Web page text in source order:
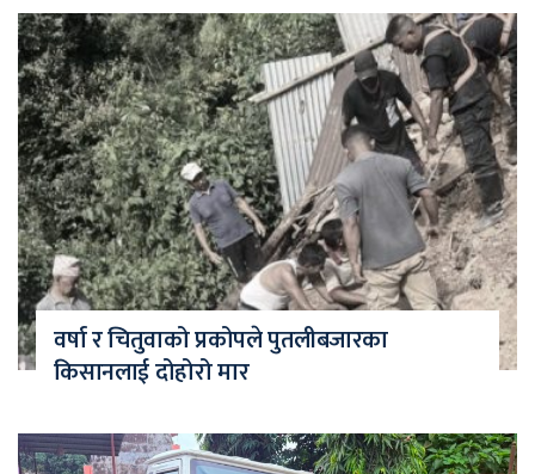
वर्षा र चितुवाको प्रकोपले पुतलीबजारका
किसानलाई दोहोरो मार